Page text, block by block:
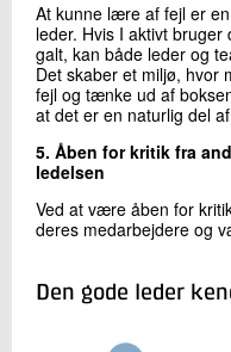
At kunne lære af fejl er
leder. Hvis I aktivt
galt, kan både leder og
Det skaber et miljø, hvor
fejl og tænke ud af
at det er en naturlig del
5. Åben for kritik fra
ledelsen
Ved at være åben for
deres medarbejdere og
Den gode leder